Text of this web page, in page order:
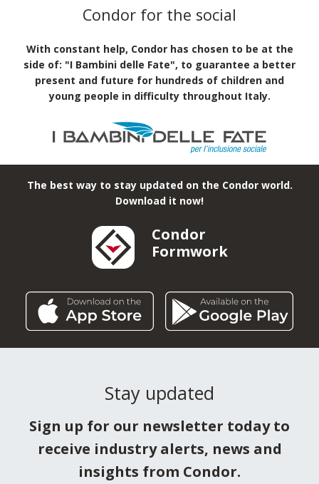
Condor
Formwork
The best way to stay updated on the Condor world.
Download it now!
Condor for the social
With constant help, Condor has chosen to be at the
side of: "I Bambini delle Fate", to guarantee a better
present and future for hundreds of children and
young people in difficulty throughout Italy.
Stay updated
Sign up for our newsletter today to
receive industry alerts, news and
insights from Condor.